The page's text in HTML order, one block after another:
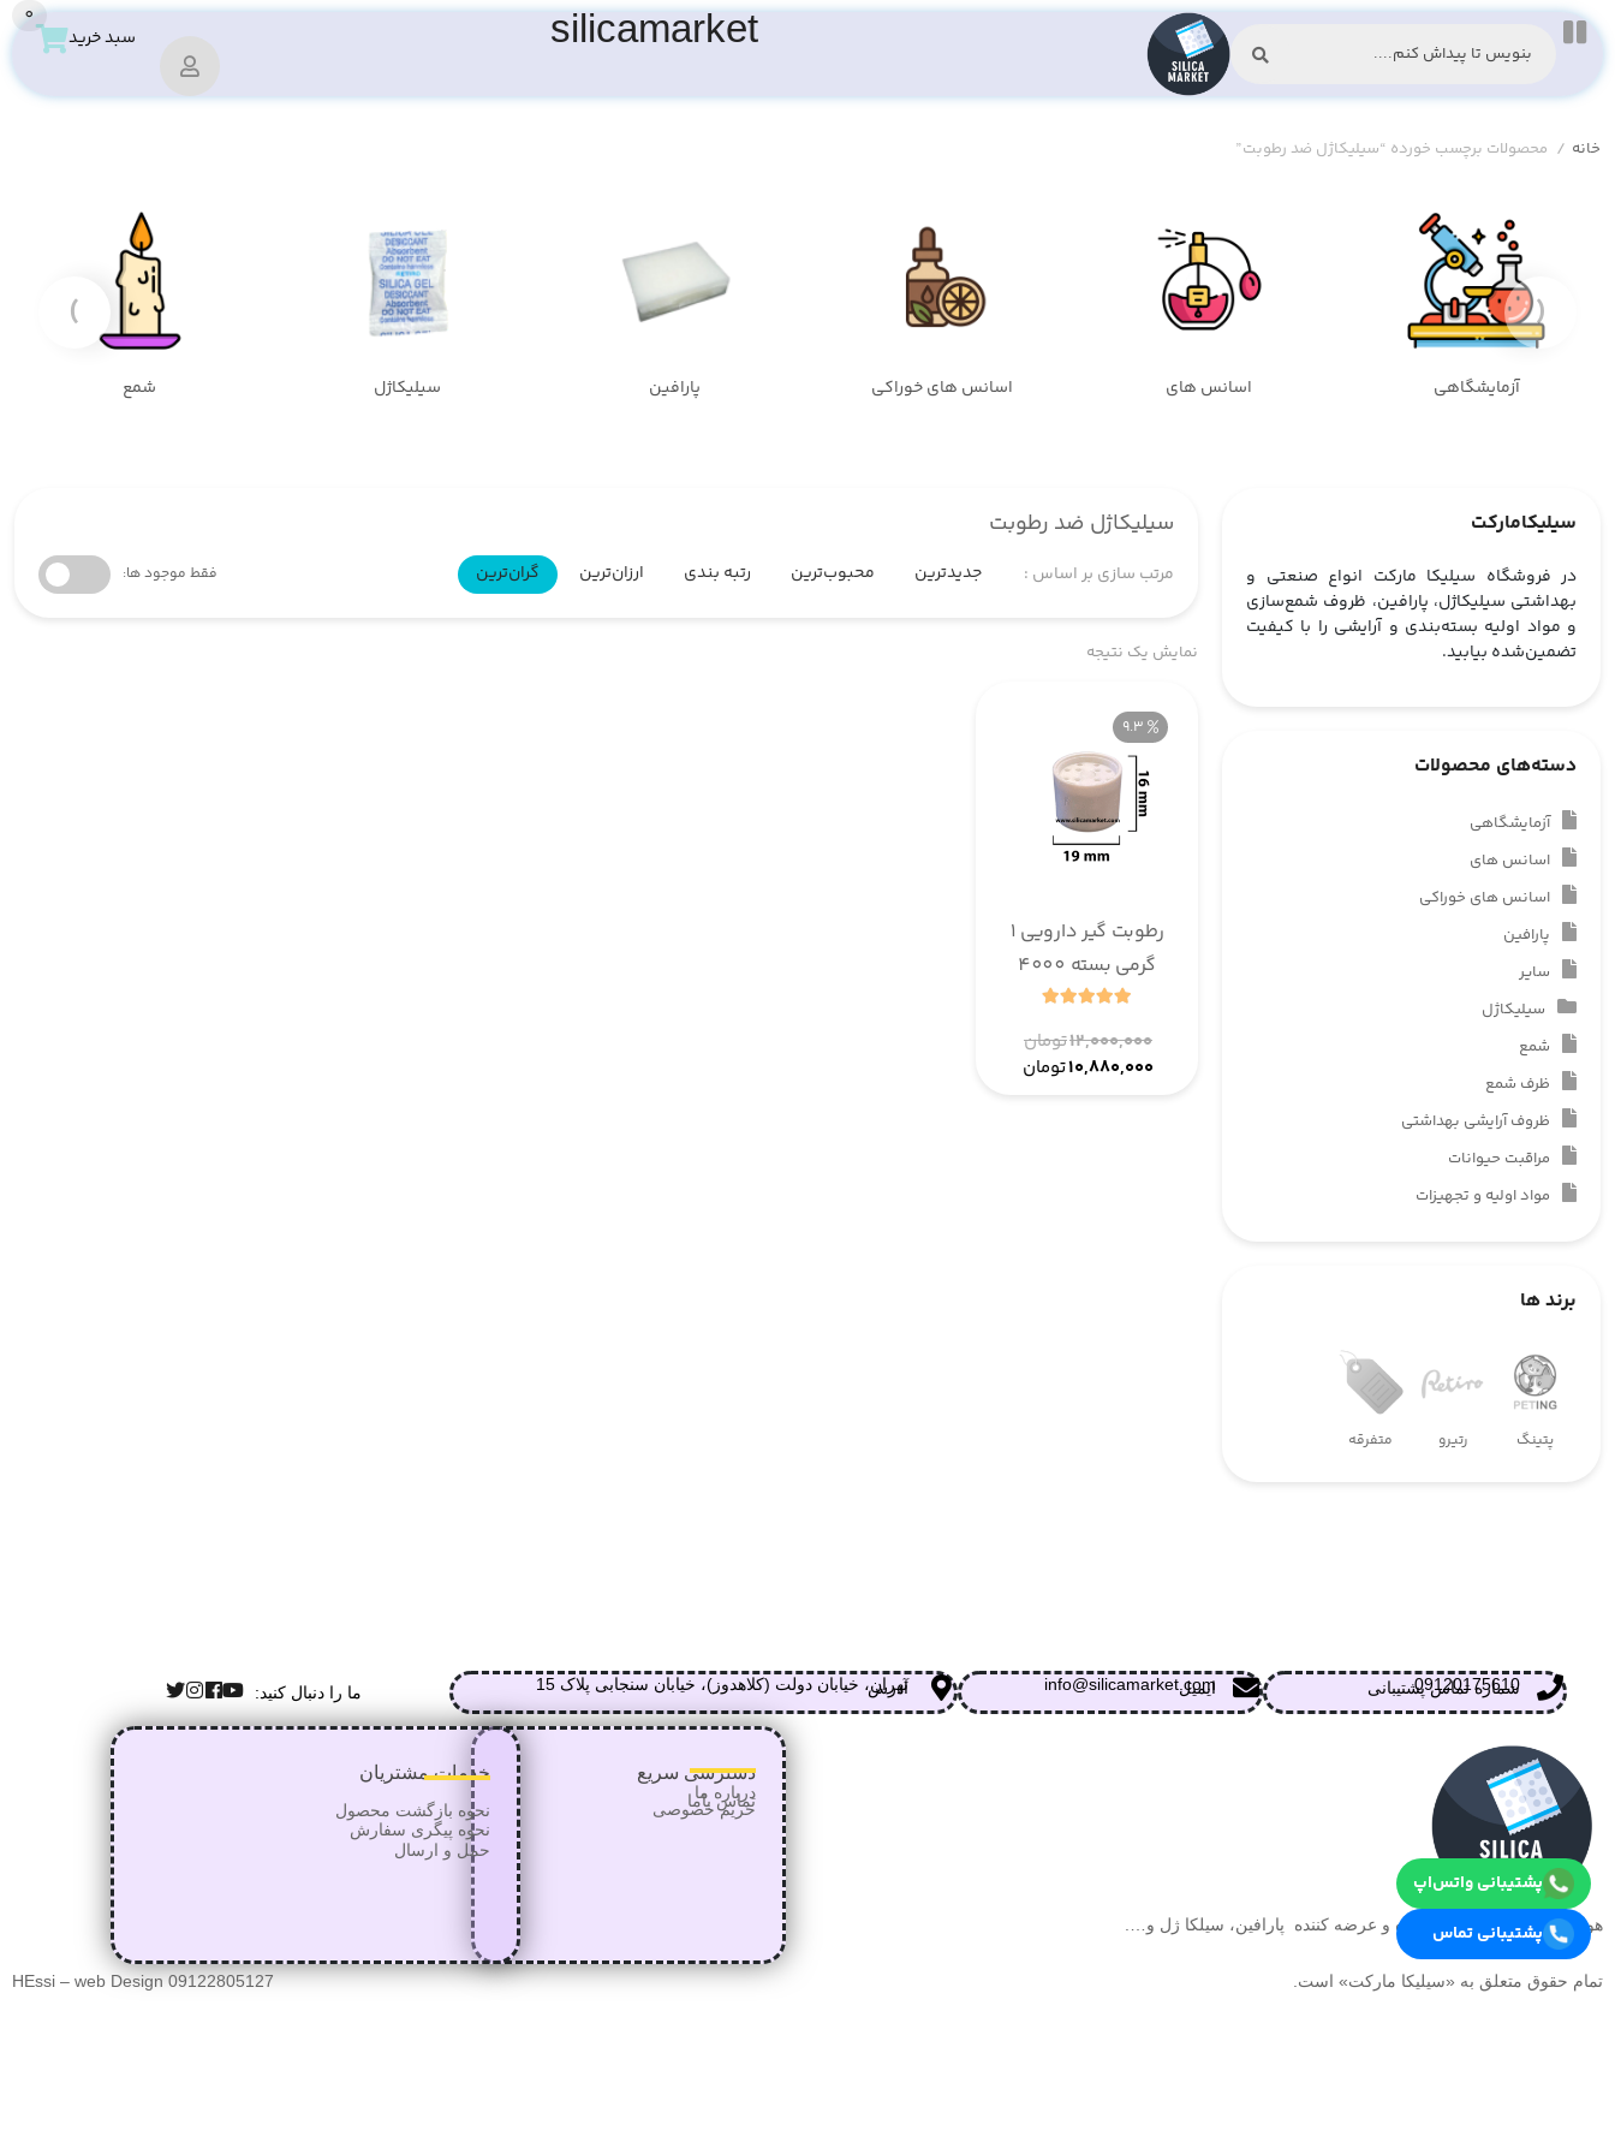
سبد خرید
0 silicamarket
خانه / محصولات برچسب خورده “سیلیکاژل ضد رطوبت”
آزمایشگاهی اسانس های اسانس های خوراکی پارافین سیلیکاژل شمع
‹
›
سیلیکاژل ضد رطوبت
مرتب سازی بر اساس : جدیدترین محبوب‌ترین رتبه بندی ارزان‌ترین گران‌ترین فقط موجود ها:
نمایش یک نتیجه
9.3
رطوبت گیر دارویی 1
گرمی بسته 4000
عددی
تومان۱۲,۰۰۰,۰۰۰
تومان۱۰,۸۸۰,۰۰۰
سیلیکامارکت
در فروشگاه سیلیکا مارکت انواع صنعتی و
بهداشتی سیلیکاژل، پارافین، ظروف شمع‌سازی
و مواد اولیه بسته‌بندی و آرایشی را با کیفیت
تضمین‌شده بیابید.
دسته‌های محصولات
آزمایشگاهی
اسانس های
اسانس های خوراکی
پارافین
سایر
سیلیکاژل
شمع
ظرف شمع
ظروف آرایشی بهداشتی
مراقبت حیوانات
مواد اولیه و تجهیزات
برند ها
پتینگ رتیرو متفرقه
شماره تماس پشتیبانی
09120175610 ایمیل
info@silicamarket.com آدرس
تهران، خیابان دولت (کلاهدوز)، خیابان سنجابی پلاک 15 ما را دنبال کنید:
هولدینگ آلکا بنداس تولید کننده و عرضه کننده پارافین، سیلکا ژل و….
دسترسی سریع
درباره ما
تماس باما
حریم خصوصی
خدمات مشتریان
نحوه بازگشت محصول
نحوه پیگری سفارش
حمل و ارسال
تمام حقوق متعلق به «سیلیکا مارکت» است. HEssi – web Design 09122805127
پشتیبانی واتس‌اپ
پشتیبانی تماس